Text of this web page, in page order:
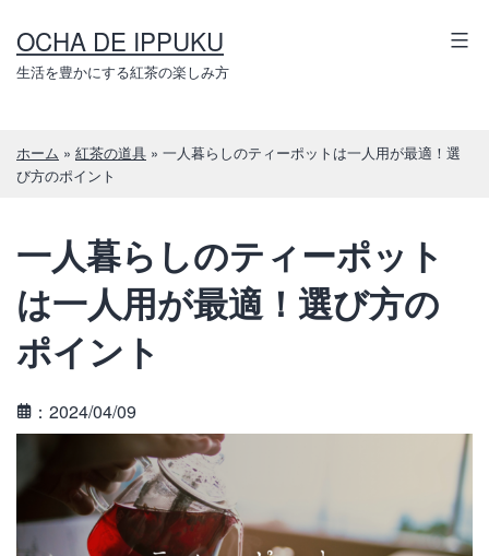
OCHA DE IPPUKU
生活を豊かにする紅茶の楽しみ方
ホーム » 紅茶の道具 » 一人暮らしのティーポットは一人用が最適！選
び方のポイント
一人暮らしのティーポット
は一人用が最適！選び方の
ポイント
：2024/04/09